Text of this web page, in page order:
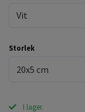
Vit
Storlek
20x5 cm
I lager.